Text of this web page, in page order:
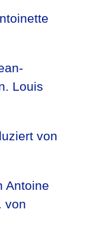
Louis
von
Antoine
von